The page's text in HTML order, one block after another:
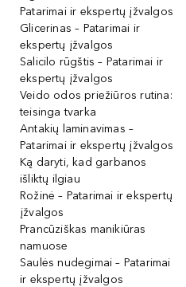
Patarimai ir ekspertų įžvalgos
Glicerinas – Patarimai ir
ekspertų įžvalgos
Salicilo rūgštis – Patarimai ir
ekspertų įžvalgos
Veido odos priežiūros rutina:
teisinga tvarka
Antakių laminavimas –
Patarimai ir ekspertų įžvalgos
Ką daryti, kad garbanos
išliktų ilgiau
Rožinė – Patarimai ir ekspertų
įžvalgos
Prancūziškas manikiūras
namuose
Saulės nudegimai – Patarimai
ir ekspertų įžvalgos